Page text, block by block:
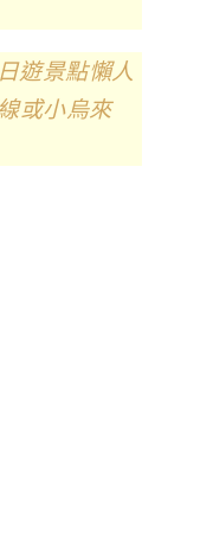
遊景點懶人
或小烏來